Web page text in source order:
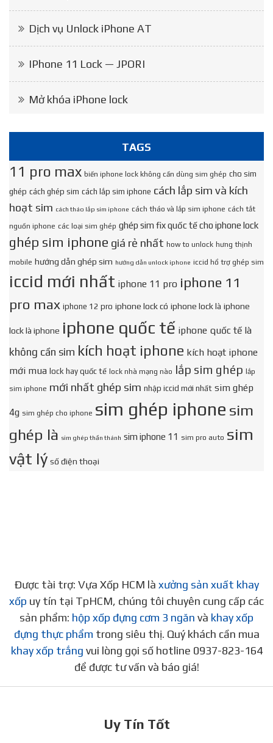
Dịch vụ Unlock iPhone AT
IPhone 11 Lock — JPORI
Mở khóa iPhone lock
TAGS
11 pro max biến iphone lock không cần dùng sim ghép cho sim
ghép cách ghép sim cách lắp sim iphone cách lắp sim và kích
hoạt sim cách tháo lắp sim iphone cách tháo và lắp sim iphone cách tắt
nguồn iphone các loại sim ghép ghép sim fix quốc tế cho iphone lock
ghép sim iphone giá rẻ nhất how to unlock hưng thịnh
mobile hướng dẫn ghép sim hướng dẫn unlock iphone iccid hổ trợ ghép sim
iccid mới nhất iphone 11 pro iphone 11
pro max iphone 12 pro iphone lock có iphone lock là iphone
lock là iphone iphone quốc tế iphone quốc tế là
không cần sim kích hoạt iphone kích hoạt iphone
mới mua lock hay quốc tế lock nhà mạng nào lắp sim ghép lắp
sim iphone mới nhất ghép sim nhập iccid mới nhất sim ghép
4g sim ghép cho iphone sim ghép iphone sim
ghép là sim ghép thần thánh sim iphone 11 sim pro auto sim
vật lý số điện thoại
Được tài trợ: Vựa Xốp HCM là xưởng sản xuất khay
xốp uy tín tại TpHCM, chúng tôi chuyên cung cấp các
sản phẩm: hộp xốp đựng cơm 3 ngăn và khay xốp
đựng thực phẩm trong siêu thị. Quý khách cần mua
khay xốp trắng vui lòng gọi số hotline 0937-823-164
để được tư vấn và báo giá!
Uy Tín Tốt